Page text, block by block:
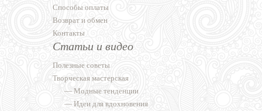
Способы оплаты
Возврат и обмен
Контакты
Статьи и видео
Полезные советы
Творческая мастерская
— Модные тенденции
— Идеи для вдохновения